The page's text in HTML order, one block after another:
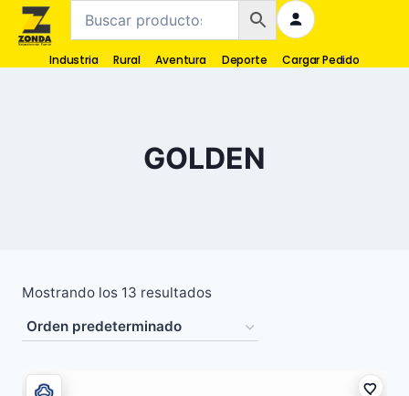
Industria Rural Aventura Deporte Cargar Pedido
GOLDEN
Mostrando los 13 resultados